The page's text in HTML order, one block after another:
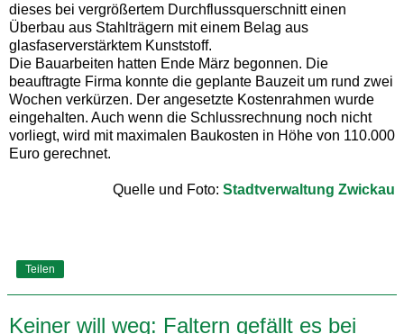
dieses bei vergrößertem Durchflussquerschnitt einen
Überbau aus Stahlträgern mit einem Belag aus
glasfaserverstärktem Kunststoff.
Die Bauarbeiten hatten Ende März begonnen. Die
beauftragte Firma konnte die geplante Bauzeit um rund zwei
Wochen verkürzen. Der angesetzte Kostenrahmen wurde
eingehalten. Auch wenn die Schlussrechnung noch nicht
vorliegt, wird mit maximalen Baukosten in Höhe von 110.000
Euro gerechnet.
Quelle und Foto: Stadtverwaltung Zwickau
Teilen
Keiner will weg: Faltern gefällt es bei